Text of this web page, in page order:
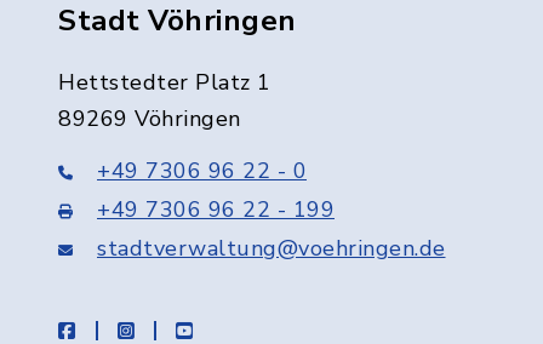
Stadt Vöhringen
Hettstedter Platz 1
89269 Vöhringen
+49 7306 96 22 - 0
+49 7306 96 22 - 199
stadtverwaltung@voehringen.de
facebookinstagramyoutube